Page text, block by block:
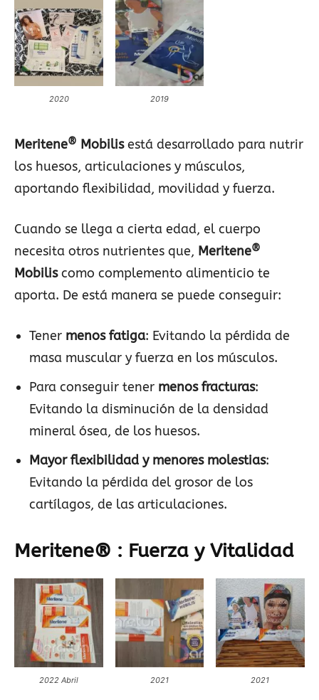
2020 2019
Meritene® Mobilisestá desarrollado para nutrir
los huesos, articulaciones y músculos,
aportando flexibilidad, movilidad y fuerza.
Cuando se llega a cierta edad, el cuerpo
necesita otros nutrientes que, Meritene®
Mobiliscomo complemento alimenticio te
aporta. De está manera se puede conseguir:
Tener menos fatiga: Evitando la pérdida de
masa muscular y fuerza en los músculos.
Para conseguir tener menos fracturas:
Evitando la disminución de la densidad
mineral ósea, de los huesos.
Mayor flexibilidad y menores molestias:
Evitando la pérdida del grosor de los
cartílagos, de las articulaciones.
Meritene® : Fuerza y Vitalidad
2022 Abril 2021 2021